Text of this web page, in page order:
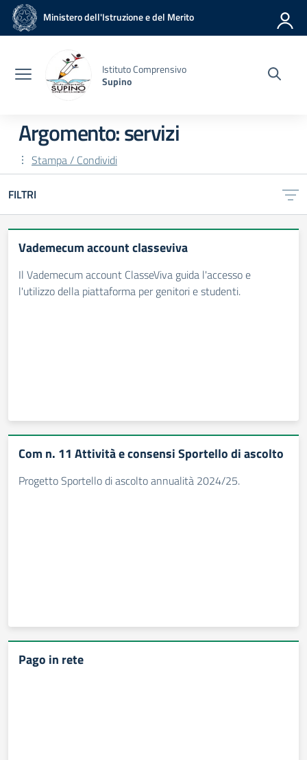
Vai ai contenuti
Vai al menu di navigazione
Vai al footer
Ministero dell'Istruzione e del Merito
Istituto Comprensivo
Supino
Argomento: servizi
Stampa / Condividi
FILTRI
Vademecum account classeviva
Il Vademecum account ClasseViva guida l'accesso e
l'utilizzo della piattaforma per genitori e studenti.
Com n. 11 Attività e consensi Sportello di ascolto
Progetto Sportello di ascolto annualità 2024/25.
Pago in rete